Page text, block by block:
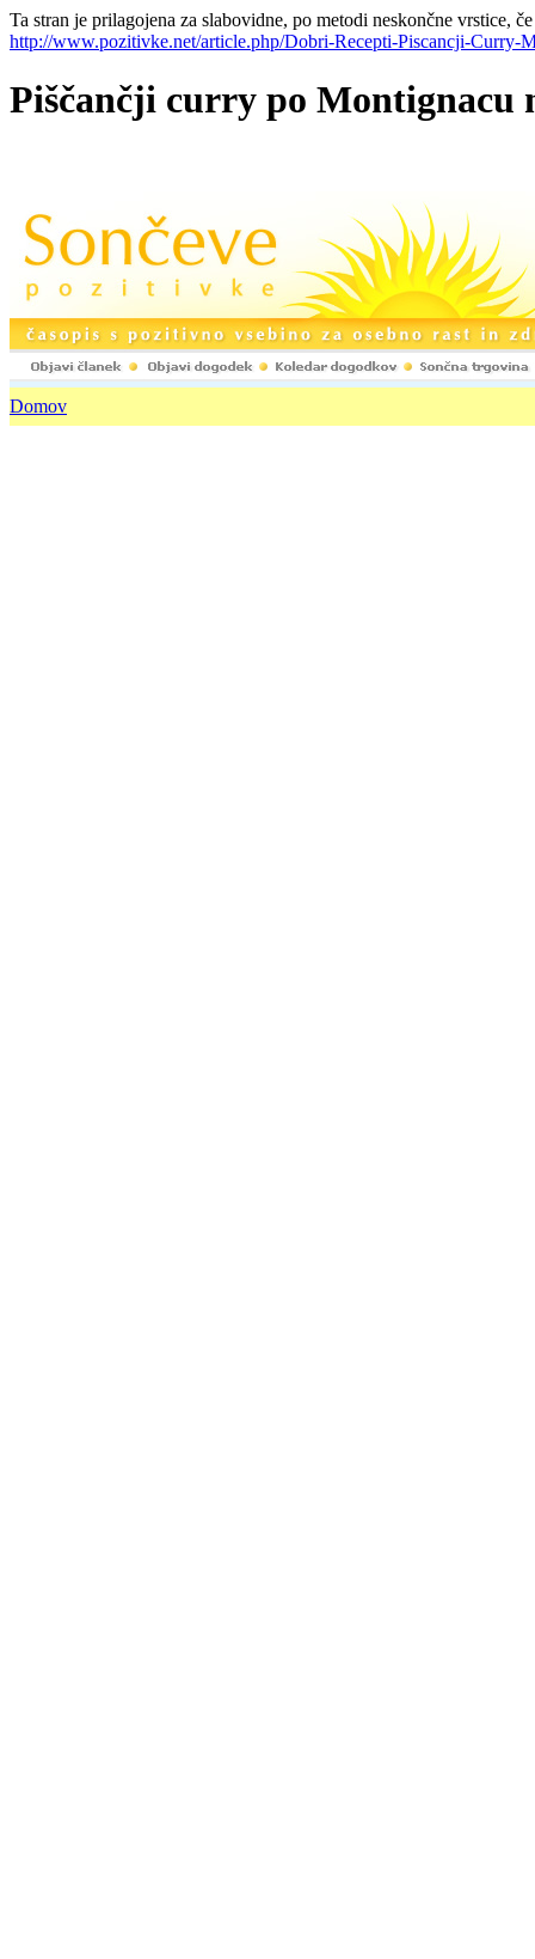
Ta stran je prilagojena za slabovidne, po metodi neskončne vrstice,
http://www.pozitivke.net/article.php/Dobri-Recepti-Piscancji-Curry-
Piščančji curry po Montignacu
Domov